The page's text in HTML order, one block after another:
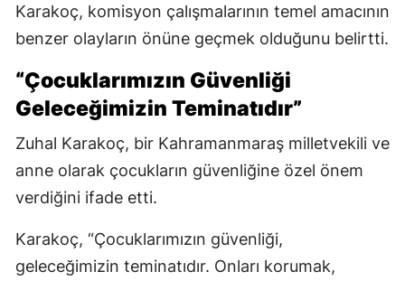
Karakoç, komisyon çalışmalarının temel amacının
benzer olayların önüne geçmek olduğunu belirtti.
“Çocuklarımızın Güvenliği
Geleceğimizin Teminatıdır”
Zuhal Karakoç, bir Kahramanmaraş milletvekili ve
anne olarak çocukların güvenliğine özel önem
verdiğini ifade etti.
Karakoç, “Çocuklarımızın güvenliği,
geleceğimizin teminatıdır. Onları korumak,